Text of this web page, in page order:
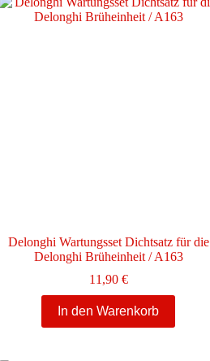
Delonghi Wartungsset Dichtsatz für die
Delonghi Brüheinheit / A163
11,90 €
In den Warenkorb